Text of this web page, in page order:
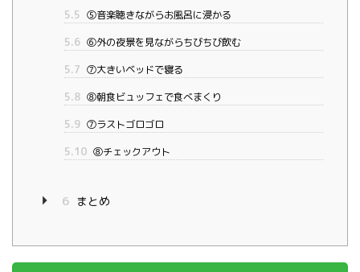
5.5 ⑤音楽聴きながらお風呂に浸かる
5.6 ⑥外の夜景を見ながらちびちび飲む
5.7 ⑦大きいベッドで寝る
5.8 ⑧朝食ビュッフェで食べまくり
5.9 ⑦ラストゴロゴロ
5.10 ⑧チェックアウト
6 まとめ